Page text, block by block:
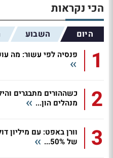
הכי נקראות
היום השבוע
1 פנסיה לפי עשור: מה עושים בגיל 20,
2
כשההורים מתבגרים
מנהלים הון...
3
וורן באפט: עם מיליון
של 50%...